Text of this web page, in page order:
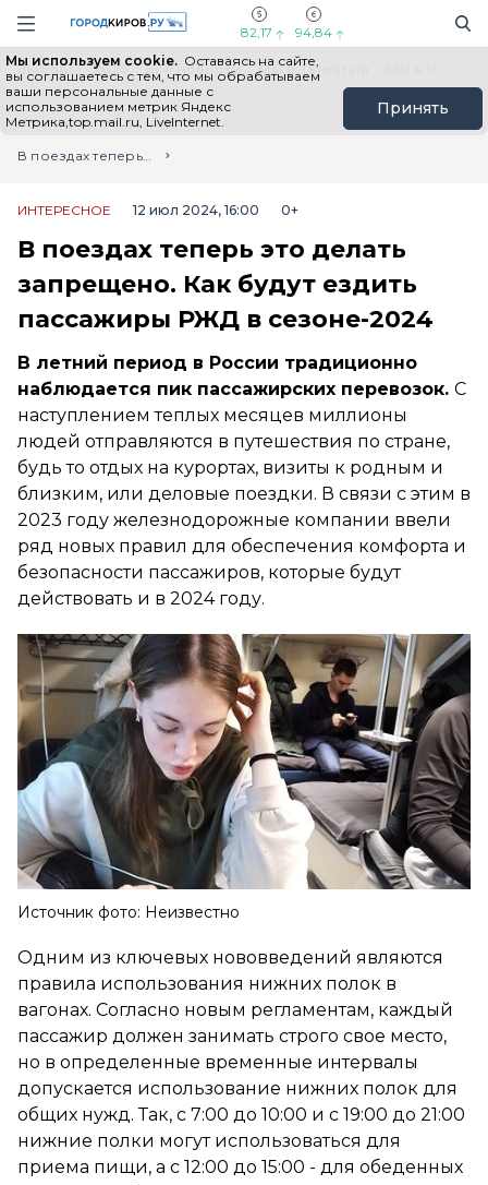
Навигация сайта
82,17 94,84
Мы используем cookie. Оставаясь на сайте,
вы соглашаетесь с тем, что мы обрабатываем
ваши персональные данные с
использованием метрик Яндекс
Метрика,top.mail.ru, LiveInternet.
Принять
Выборы - 2026 Все новости Мы в Telegram
Главная
Лента новостей
В поездах теперь это делать запрещено. Как будут ездить пассажиры РЖД в сезоне-2024
ИНТЕРЕСНОЕ 12 июл 2024, 16:00 0+
В поездах теперь это делать
запрещено. Как будут ездить
пассажиры РЖД в сезоне-2024
В летний период в России традиционно
наблюдается пик пассажирских перевозок. С
наступлением теплых месяцев миллионы
людей отправляются в путешествия по стране,
будь то отдых на курортах, визиты к родным и
близким, или деловые поездки. В связи с этим в
2023 году железнодорожные компании ввели
ряд новых правил для обеспечения комфорта и
безопасности пассажиров, которые будут
действовать и в 2024 году.
Источник фото: Неизвестно
Одним из ключевых нововведений являются
правила использования нижних полок в
вагонах. Согласно новым регламентам, каждый
пассажир должен занимать строго свое место,
но в определенные временные интервалы
допускается использование нижних полок для
общих нужд. Так, с 7:00 до 10:00 и с 19:00 до 21:00
нижние полки могут использоваться для
приема пищи, а с 12:00 до 15:00 - для обеденных